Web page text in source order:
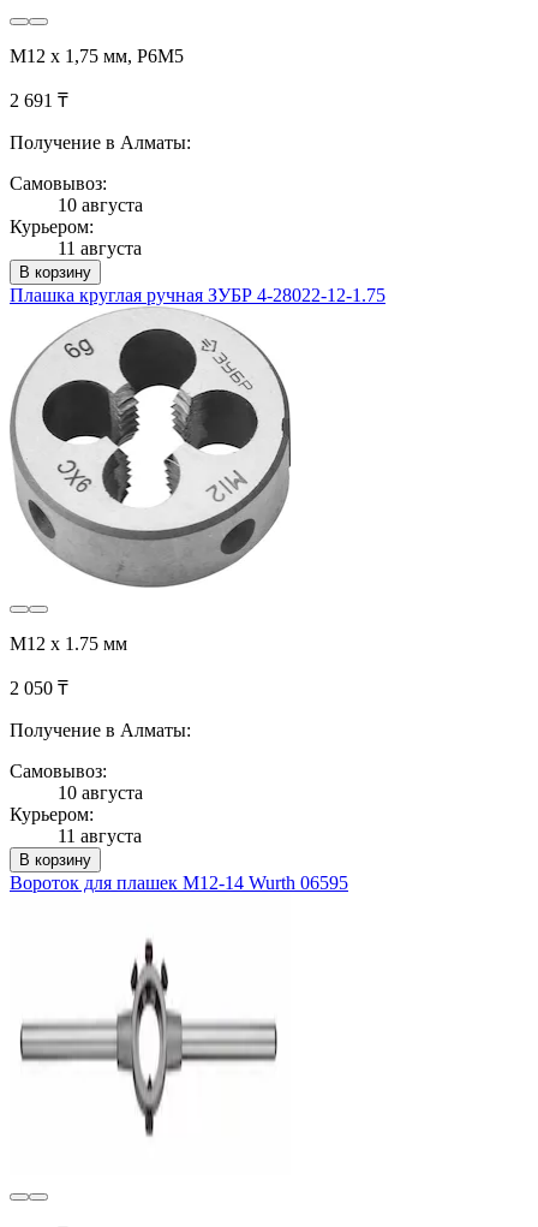
М12 х 1,75 мм, Р6М5
2 691 ₸
Получение в Алматы:
Самовывоз:
10 августа
Курьером:
11 августа
В корзину
Плашка круглая ручная ЗУБР 4-28022-12-1.75
М12 x 1.75 мм
2 050 ₸
Получение в Алматы:
Самовывоз:
10 августа
Курьером:
11 августа
В корзину
Вороток для плашек M12-14 Wurth 06595